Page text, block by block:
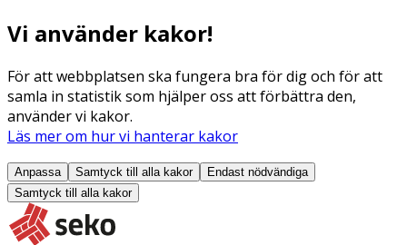
Vi använder kakor!
För att webbplatsen ska fungera bra för dig och för att
samla in statistik som hjälper oss att förbättra den,
använder vi kakor.
Läs mer om hur vi hanterar kakor
Anpassa Samtyck till alla kakor
Endast nödvändiga
Samtyck till alla kakor